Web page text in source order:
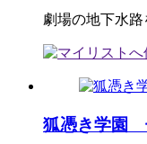
劇場の地下水
狐憑き学園